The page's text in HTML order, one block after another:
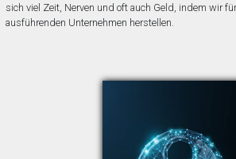
sich viel Zeit, Nerven und oft auch Geld, indem wir
ausführenden Unternehmen herstellen.